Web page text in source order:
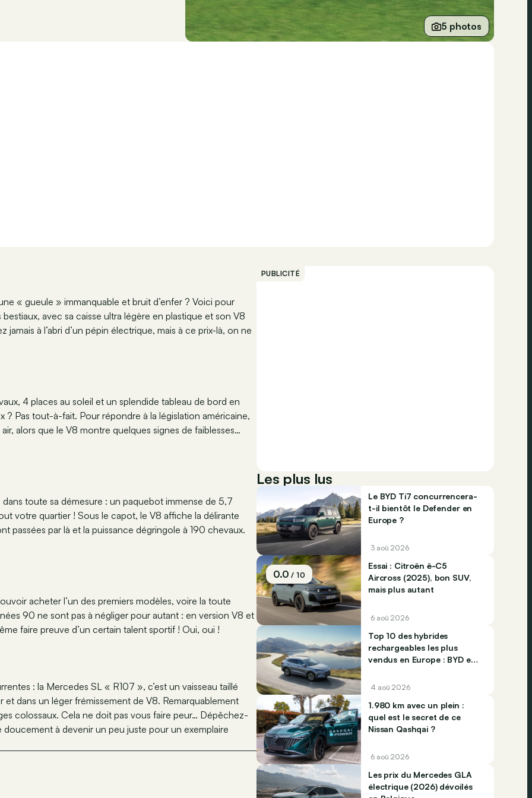
5 photos
« gueule » immanquable et bruit d’enfer ? Voici pour
avec sa caisse ultra légère en plastique et son V8
à l’abri d’un pépin électrique, mais à ce prix-là, on ne
4 places au soleil et un splendide tableau de bord en
? Pas tout-à-fait. Pour répondre à la législation américaine,
alors que le V8 montre quelques signes de faiblesses…
dans toute sa démesure : un paquebot immense de 5,7
votre quartier ! Sous le capot, le V8 affiche la délirante
passées par là et la puissance dégringole à 190 chevaux.
acheter l’un des premiers modèles, voire la toute
90 ne sont pas à négliger pour autant : en version V8 et
faire preuve d’un certain talent sportif ! Oui, oui !
: la Mercedes SL « R107 », c’est un vaisseau taillé
dans un léger frémissement de V8. Remarquablement
colossaux. Cela ne doit pas vous faire peur… Dépêchez-
à devenir un peu juste pour un exemplaire
PUBLICITÉ
Les plus lus
Le BYD Ti7 concurrencera-
t-il bientôt le Defender en
Europe ?
3 aoû 2026
0.0/ 10
Essai : Citroën ë-C5
Aircross (2025), bon SUV,
mais plus autant
6 aoû 2026
Top 10 des hybrides
rechargeables les plus
vendus en Europe : BYD et
4 aoû 2026
1.980 km avec un plein :
quel est le secret de ce
Nissan Qashqai ?
6 aoû 2026
Les prix du Mercedes GLA
électrique (2026) dévoilés